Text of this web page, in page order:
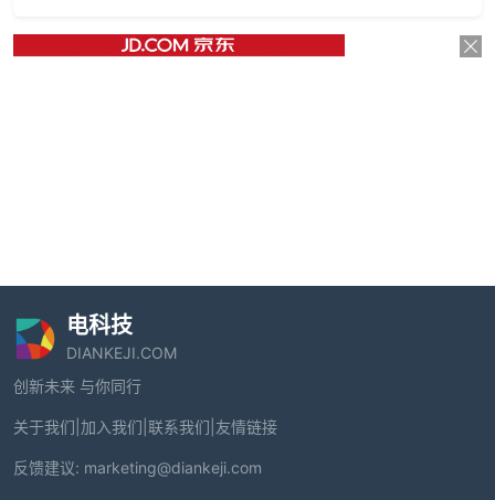
电科技
DIANKEJI.COM
创新未来 与你同行
关于我们 加入我们 联系我们 友情链接
反馈建议: marketing@diankeji.com